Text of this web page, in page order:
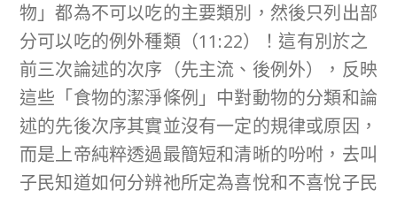
物」都為不可以吃的主要類別，然後只列出部
分可以吃的例外種類（11:22）！這有別於之
前三次論述的次序（先主流、後例外），反映
這些「食物的潔淨條例」中對動物的分類和論
述的先後次序其實並沒有一定的規律或原因，
而是上帝純粹透過最簡短和清晰的吩咐，去叫
子民知道如何分辨祂所定為喜悅和不喜悅子民